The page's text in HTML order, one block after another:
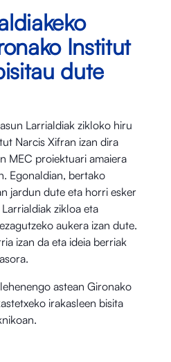
Institut
dute
Larrialdiak zikloko hiru
Narcis Xifran izan dira
MEC proiektuari amaiera
Egonaldian, bertako
jardun dute eta horri esker
zikloa eta
aukera izan dute.
izan da eta ideia berriak
astean Gironako
irakasleen bisita